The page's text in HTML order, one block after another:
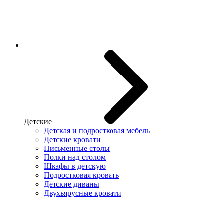
Детские
Детская и подростковая мебель
Детские кровати
Письменные столы
Полки над столом
Шкафы в детскую
Подростковая кровать
Детские диваны
Двухъярусные кровати